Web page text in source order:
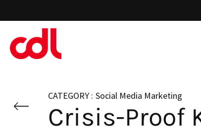
to
main
content
Social Media Marketing
Crisis-Proof